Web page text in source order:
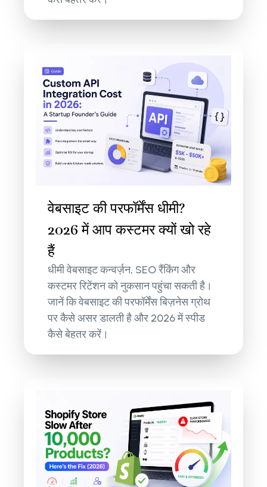
वेबसाइट की परफॉर्मेंस धीमी?
2026 में आप कस्टमर क्यों खो रहे
हैं
धीमी वेबसाइट कन्वर्ज़न, SEO रैंकिंग और
कस्टमर रिटेंशन को नुकसान पहुंचा सकती है।
जानें कि वेबसाइट की परफॉर्मेंस बिज़नेस ग्रोथ
पर कैसे असर डालती है और 2026 में स्पीड
कैसे बेहतर करें।